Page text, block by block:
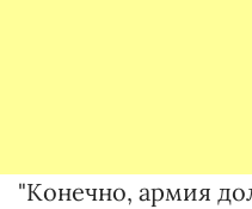
"Конечно, армия